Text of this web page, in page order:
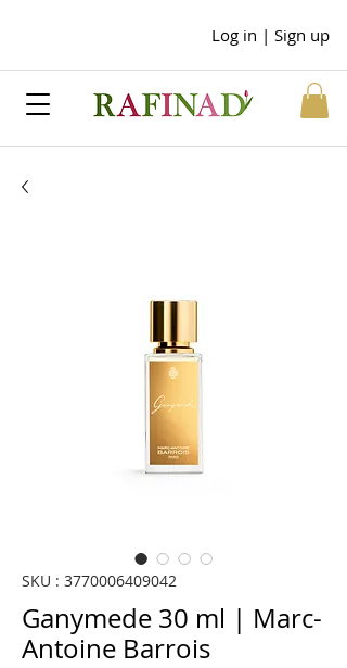
Log in | Sign up
SKU : 3770006409042
Ganymede 30 ml | Marc-
Antoine Barrois